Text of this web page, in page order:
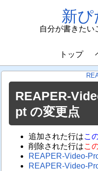
新ぴ
自分が書きたい
トップ
REAPER-
pt の変更点
追加された行はこ
削除された行はこ
REAPER-Video-
REAPER-Video-